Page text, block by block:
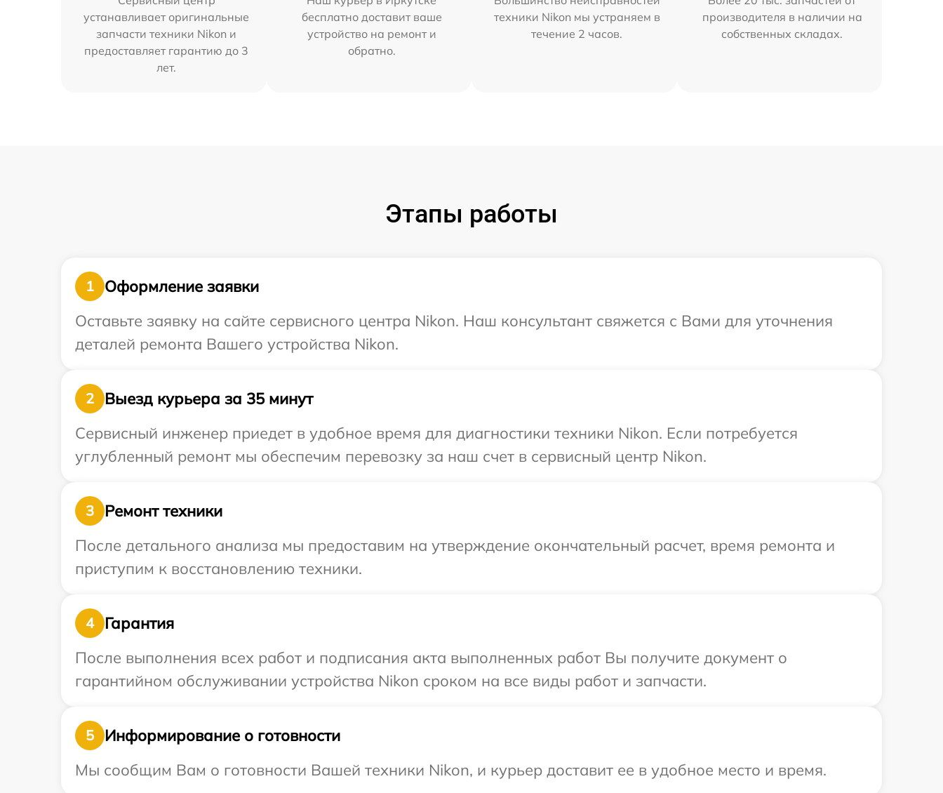
устанавливает оригинальные
запчасти техники Nikon и
предоставляет гарантию до 3
лет.
бесплатно доставит ваше
устройство на ремонт и
обратно.
техники Nikon мы устраняем в
течение 2 часов.
производителя в наличии на
собственных складах.
Этапы работы
1
Оформление заявки
Оставьте заявку на сайте сервисного центра Nikon. Наш консультант свяжется с Вами для уточнения
деталей ремонта Вашего устройства Nikon.
2
Выезд курьера за 35 минут
Сервисный инженер приедет в удобное время для диагностики техники Nikon. Если потребуется
углубленный ремонт мы обеспечим перевозку за наш счет в сервисный центр Nikon.
3
Ремонт техники
После детального анализа мы предоставим на утверждение окончательный расчет, время ремонта и
приступим к восстановлению техники.
4
Гарантия
После выполнения всех работ и подписания акта выполненных работ Вы получите документ о
гарантийном обслуживании устройства Nikon сроком на все виды работ и запчасти.
5
Информирование о готовности
Мы сообщим Вам о готовности Вашей техники Nikon, и курьер доставит ее в удобное место и время.